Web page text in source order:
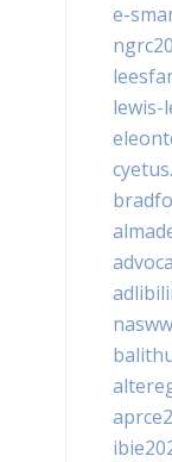
e-
lewis-